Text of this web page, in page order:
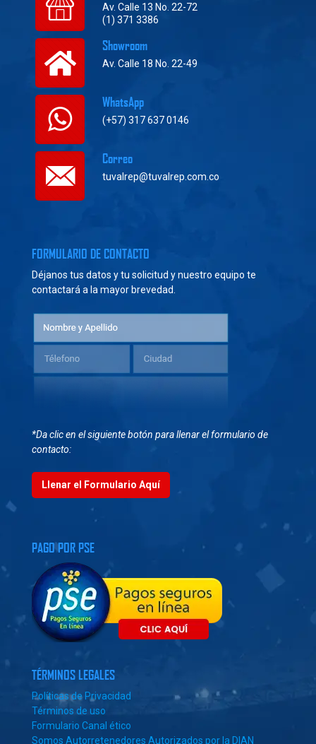
Av. Calle 13 No. 22-72
(1) 371 3386
Showroom
Av. Calle 18 No. 22-49
WhatsApp
(+57) 317 637 0146
Correo
tuvalrep@tuvalrep.com.co
FORMULARIO DE CONTACTO
Déjanos tus datos y tu solicitud y nuestro equipo te
contactará a la mayor brevedad.
*Da clic en el siguiente botón para llenar el formulario de
contacto:
Llenar el Formulario Aquí
PAGO POR PSE
TÉRMINOS LEGALES
Políticas de Privacidad
Términos de uso
Formulario Canal ético
Somos Autorretenedores Autorizados por la DIAN